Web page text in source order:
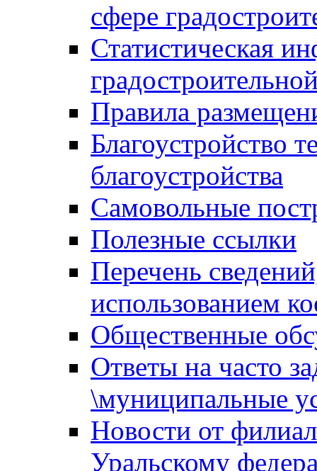
сфере
Статистическая
Правила
Благоустройство
благоустройства
Самовольные
Полезные ссылки
Перечень
использованием
Общественные
Ответы на часто
\муниципальные
Новости от
Уральскому